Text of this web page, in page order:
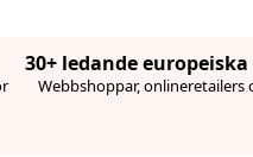
30+ ledande
Webbshoppar, onlineretailers